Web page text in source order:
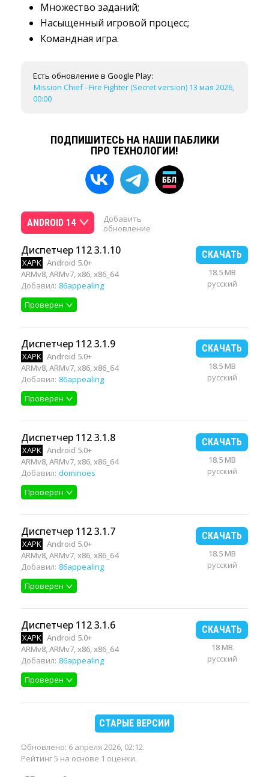
Множество заданий;
Насыщенный игровой процесс;
Командная игра.
Есть обновление в Google Play:
Mission Chief - Fire Fighter (Secret version) 13 мая 2026,
00:00
ПОДПИШИТЕСЬ НА НАШИ ПАБЛИКИ
ПРО ТЕХНОЛОГИИ!
ANDROID 14
Добавить
обновление
Диспетчер 112 3.1.10
XAPK Android 5.0+
ARMv8, ARMv7, x86, x86_64
Добавил: 86appealing
Проверен
СКАЧАТЬ
18.5 MB
русский
Диспетчер 112 3.1.9
XAPK Android 5.0+
ARMv8, ARMv7, x86, x86_64
Добавил: 86appealing
Проверен
СКАЧАТЬ
18.5 MB
русский
Диспетчер 112 3.1.8
XAPK Android 5.0+
ARMv8, ARMv7, x86, x86_64
Добавил: dominoes
Проверен
СКАЧАТЬ
18.5 MB
русский
Диспетчер 112 3.1.7
XAPK Android 5.0+
ARMv8, ARMv7, x86, x86_64
Добавил: 86appealing
Проверен
СКАЧАТЬ
18.5 MB
русский
Диспетчер 112 3.1.6
XAPK Android 5.0+
ARMv8, ARMv7, x86, x86_64
Добавил: 86appealing
Проверен
СКАЧАТЬ
18 MB
русский
СТАРЫЕ ВЕРСИИ
Обновлено: 6 апреля 2026, 02:12.
Рейтинг 5 на основе 1 оценки.